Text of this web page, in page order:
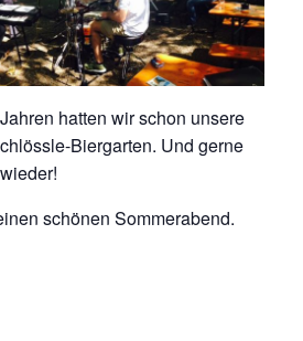
hatten wir schon unsere
Biergarten. Und gerne
schönen Sommerabend.